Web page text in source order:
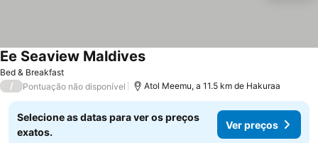
Bed & Breakfast
Ee Seaview Maldives
/ Pontuação não disponível Atol Meemu, a 11.5 km de Hakuraa
Selecione as datas para ver os preços
exatos.
Ver preços